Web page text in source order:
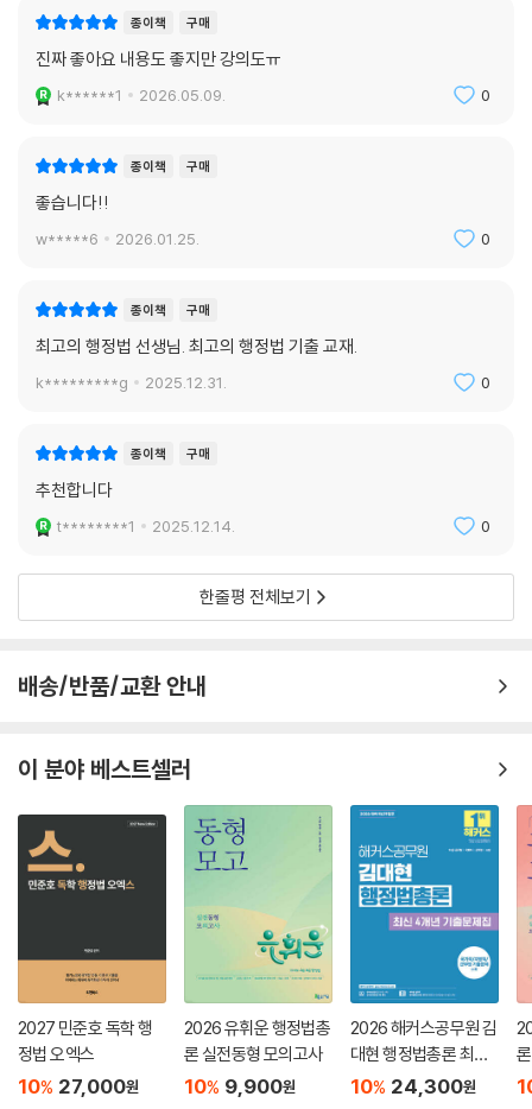
제14강 행정행위의 부관
제2절 부관과 이를 기초로 한 후속조치
제15강 행정행위의 요건과 효력
제2절 행정법령의 적용문제
제16강 행정행위의 하자와 하자승계
제1절 행정행위의 하자
제17강 행정행위의 폐지(취소ㆍ철회) 및 실효
제2절 행정행위의 실효
제18강 확약 등
제2절 행정계획
제1절 그 밖의 행정의 주요 행정형식 1
제20강 행정절차법(총칙 등)
제1절 처분절차
제22강 정보공개법과 개인정보보호법
제1절 정보공개법
제2절 개인정보보호법
제4편 행정의 실효성 확보수단
제23강 행정의 실효성 확보수단의 개설
제1절 새로운 행정의 실효성 확보수단
제24강 행정상 강제집행(대집행 등)
제1절 일반론
제2절 대집행
제3절 이행강제금(집행벌)
제5절 행정상 강제징수
종이책 구매
진짜 좋아요 내용도 좋지만 강의도ㅠ
k******1 2026.05.09. 0
종이책 구매
좋습니다!!
w*****6 2026.01.25. 0
종이책 구매
최고의 행정법 선생님. 최고의 행정법 기출 교재.
k*********g 2025.12.31. 0
종이책 구매
추천합니다
t********1 2025.12.14. 0
한줄평 전체보기
배송/반품/교환 안내
이 분야 베스트셀러
2027 민준호 독학 행
정법 오엑스
10% 27,000원
2026 유휘운 행정법총
론 실전동형 모의고사
10% 9,900원
2026 해커스공무원 김
대현 행정법총론 최신
4개년 기출문제집
10% 24,300원